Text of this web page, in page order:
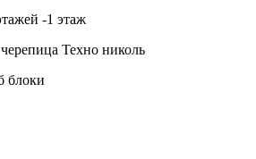
-1 этаж
Техно николь
блоки